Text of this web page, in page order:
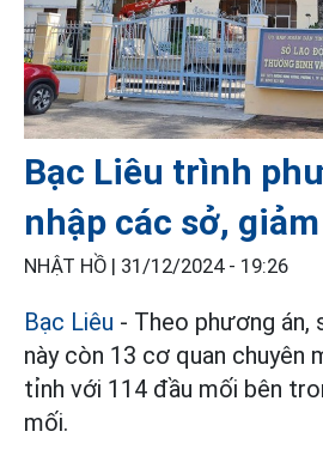
Bạc Liêu trình
nhập các sở,
NHẬT HỒ | 31/12/2024 - 19:26
Bạc Liêu - Theo phương án,
này còn 13 cơ quan chuyên
tỉnh với 114 đầu mối bên
mối.